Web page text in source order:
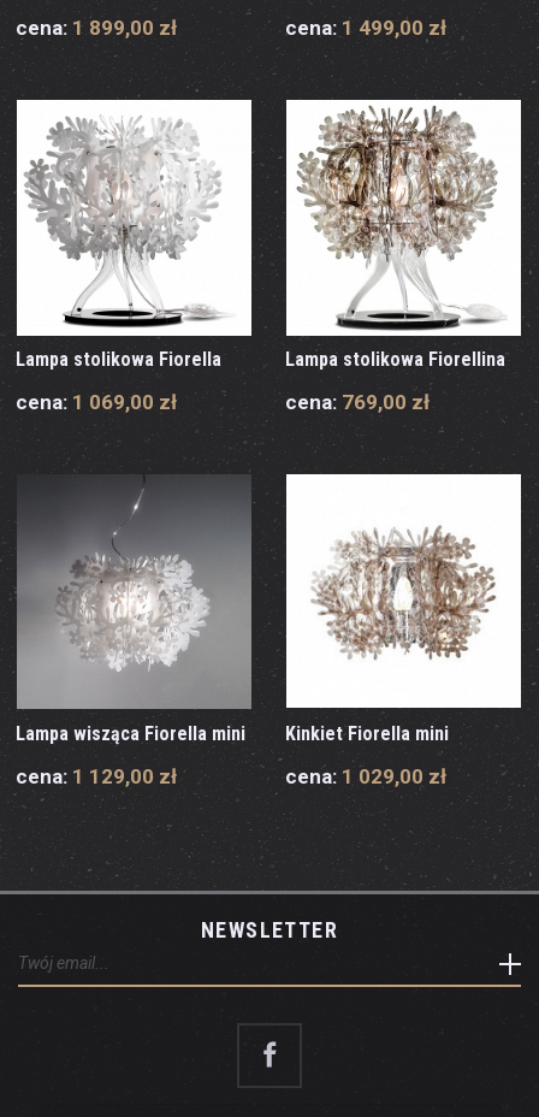
cena: 1 899,00 zł cena: 1 499,00 zł
Lampa stolikowa Fiorella
cena: 1 069,00 zł
Lampa stolikowa Fiorellina
cena: 769,00 zł
Lampa wisząca Fiorella mini
cena: 1 129,00 zł
Kinkiet Fiorella mini
cena: 1 029,00 zł
NEWSLETTER